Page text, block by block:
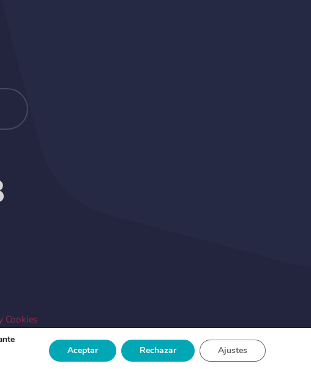
Cookies
Aceptar Rechazar Ajustes